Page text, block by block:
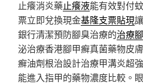
止癢消炎藥止癢液能有效對付
票立即兌換現金基隆支票貼現
銀行清潔預防腳臭治療的治療
泌治療香港腳甲癬真菌藥物皮
癬油劑根治設計治療甲溝炎超
能進入指甲的藥物濃度比較。